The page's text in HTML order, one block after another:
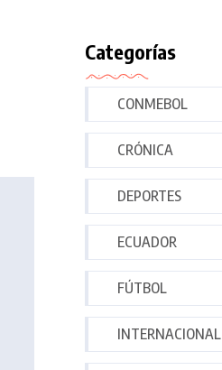
Categorías
CONMEBOL
CRÓNICA
DEPORTES
ECUADOR
FÚTBOL
INTERNACIONAL